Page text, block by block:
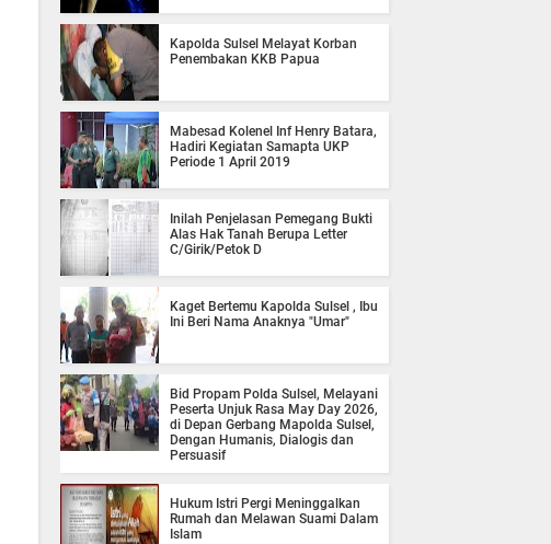
Kapolda Sulsel Melayat Korban
Penembakan KKB Papua
Mabesad Kolenel Inf Henry Batara,
Hadiri Kegiatan Samapta UKP
Periode 1 April 2019
Inilah Penjelasan Pemegang Bukti
Alas Hak Tanah Berupa Letter
C/Girik/Petok D
Kaget Bertemu Kapolda Sulsel , Ibu
Ini Beri Nama Anaknya "Umar"
Bid Propam Polda Sulsel, Melayani
Peserta Unjuk Rasa May Day 2026,
di Depan Gerbang Mapolda Sulsel,
Dengan Humanis, Dialogis dan
Persuasif
Hukum Istri Pergi Meninggalkan
Rumah dan Melawan Suami Dalam
Islam